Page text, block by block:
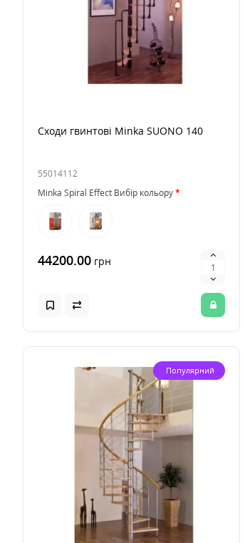
Сходи гвинтові Minka SUONO 140
55014112
Minka Spiral Effect Вибір кольору
44200.00 грн
Популярний